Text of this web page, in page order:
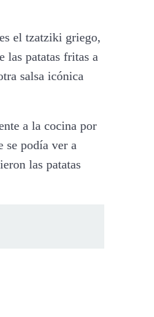
el tzatziki griego,
las patatas fritas a
salsa icónica
a la cocina por
se podía ver a
las patatas